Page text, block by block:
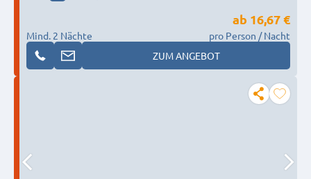
Mind. 2 Nächte
ab 16,67 €
pro Person / Nacht
ZUM ANGEBOT